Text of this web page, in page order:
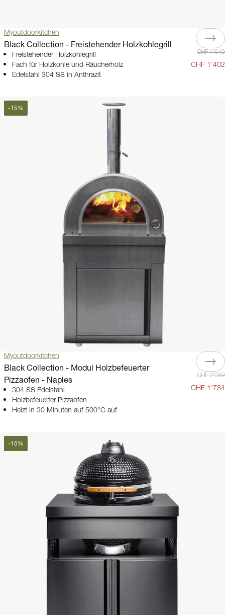
Myoutdoorkitchen
Black Collection - Freistehender Holzkohlegrill
Freistehender Holzkohlegrill
Fach für Holzkohle und Räucherholz
Edelstahl 304 SS in Anthrazit
CHF 1'649
CHF 1'402
-15%
Myoutdoorkitchen
Black Collection - Modul Holzbefeuerter
Pizzaofen - Naples
304 SS Edelstahl
Holzbefeuerter Pizzaofen
Heizt in 30 Minuten auf 500°C auf
CHF 2'099
CHF 1'784
-15%